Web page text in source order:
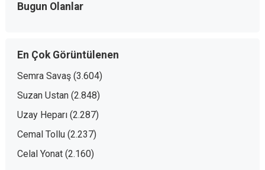
Bugun Olanlar
En Çok Görüntülenen
Semra Savaş (3.604)
Suzan Ustan (2.848)
Uzay Heparı (2.287)
Cemal Tollu (2.237)
Celal Yonat (2.160)